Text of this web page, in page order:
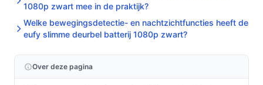
1080p zwart mee in de praktijk?
Welke bewegingsdetectie- en nachtzichtfuncties heeft de
eufy slimme deurbel batterij 1080p zwart?
Over deze pagina